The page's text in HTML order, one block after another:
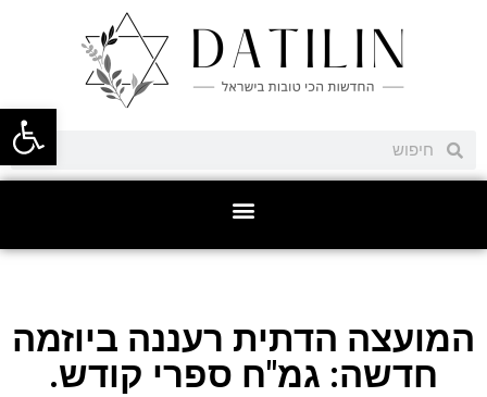
פתח
המועצה הדתית רעננה ביוזמה
חדשה: גמ"ח ספרי קודש.